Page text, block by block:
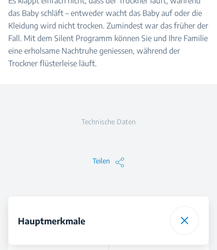
das Baby schläft – entweder wacht das Baby auf oder die
Kleidung wird nicht trocken. Zumindest war das früher der
Fall. Mit dem Silent Programm können Sie und Ihre Familie
eine erholsame Nachtruhe geniessen, während der
Trockner flüsterleise läuft.
Technische Daten
Teilen
Hauptmerkmale